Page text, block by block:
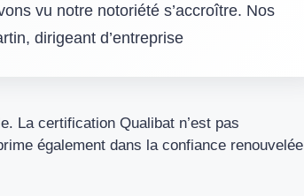
vu notre notoriété s’accroître. Nos
dirigeant d’entreprise
La certification Qualibat n’est pas
également dans la confiance renouvelée